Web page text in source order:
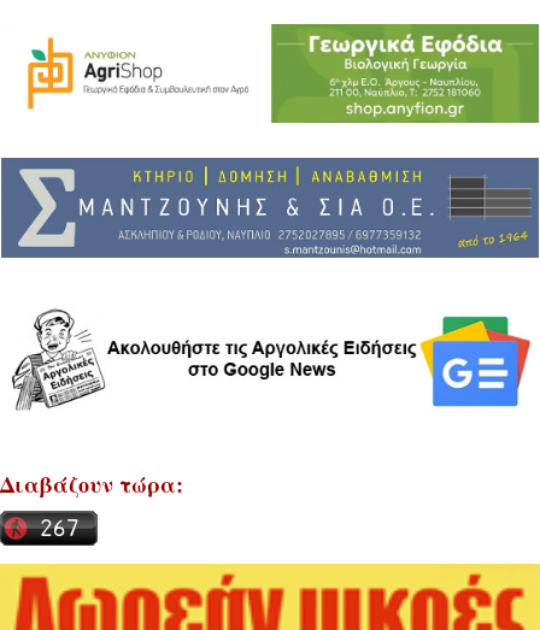
Διαβάζουν τώρα: